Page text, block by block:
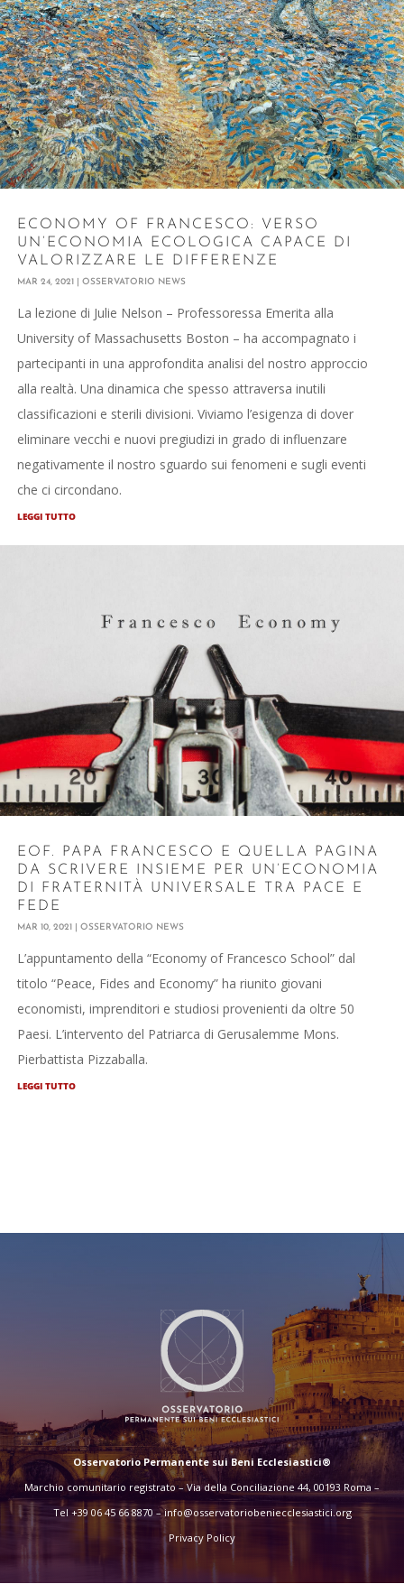
ECONOMY OF FRANCESCO: VERSO
UN’ECONOMIA ECOLOGICA CAPACE DI
VALORIZZARE LE DIFFERENZE
MAR 24, 2021 OSSERVATORIO NEWS
La lezione di Julie Nelson – Professoressa Emerita alla
University of Massachusetts Boston – ha accompagnato i
partecipanti in una approfondita analisi del nostro approccio
alla realtà. Una dinamica che spesso attraversa inutili
classificazioni e sterili divisioni. Viviamo l’esigenza di dover
eliminare vecchi e nuovi pregiudizi in grado di influenzare
negativamente il nostro sguardo sui fenomeni e sugli eventi
che ci circondano.
LEGGI TUTTO
EOF. PAPA FRANCESCO E QUELLA PAGINA
DA SCRIVERE INSIEME PER UN’ECONOMIA
DI FRATERNITÀ UNIVERSALE TRA PACE E
FEDE
MAR 10, 2021 OSSERVATORIO NEWS
L’appuntamento della “Economy of Francesco School” dal
titolo “Peace, Fides and Economy” ha riunito giovani
economisti, imprenditori e studiosi provenienti da oltre 50
Paesi. L’intervento del Patriarca di Gerusalemme Mons.
Pierbattista Pizzaballa.
LEGGI TUTTO
Osservatorio Permanente sui Beni Ecclesiastici®
Marchio comunitario registrato – Via della Conciliazione 44, 00193 Roma –
Tel +39 06 45 66 8870 –info@osservatoriobeniecclesiastici.org
Privacy Policy